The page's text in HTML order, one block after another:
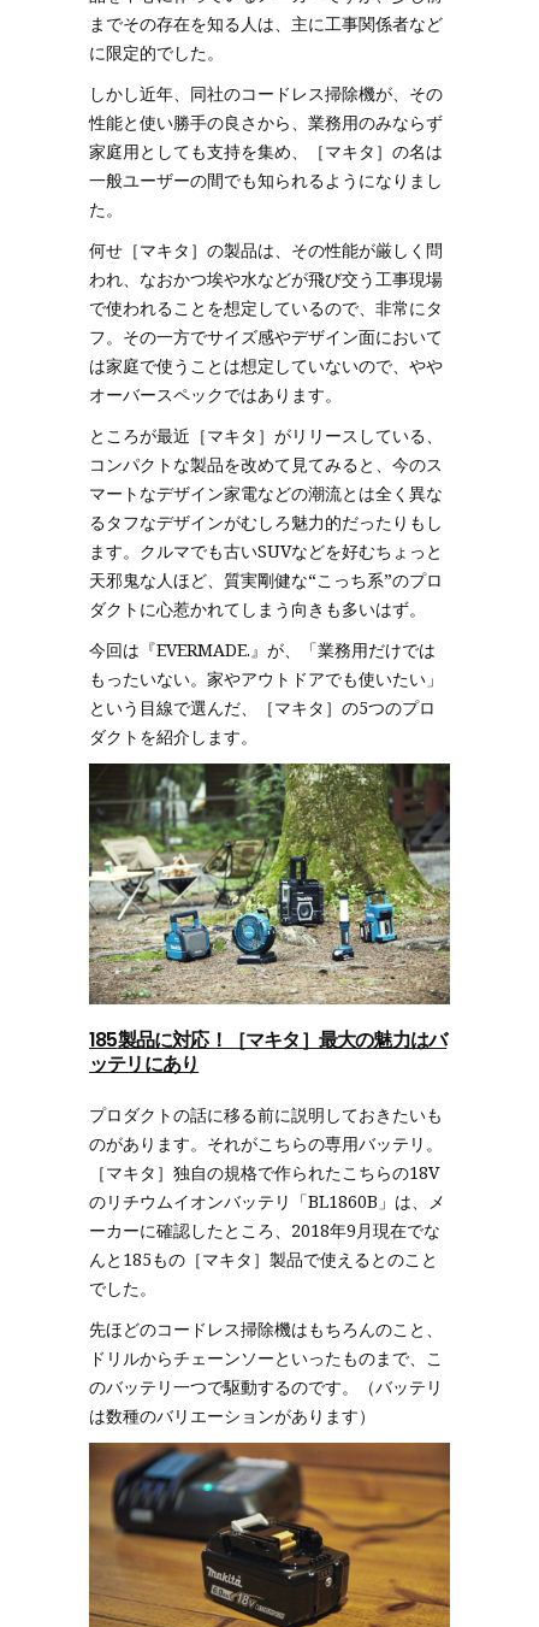
までその存在を知る人は、主に工事関係者など
に限定的でした。
しかし近年、同社のコードレス掃除機が、その
性能と使い勝手の良さから、業務用のみならず
家庭用としても支持を集め、［マキタ］の名は
一般ユーザーの間でも知られるようになりまし
た。
何せ［マキタ］の製品は、その性能が厳しく問
われ、なおかつ埃や水などが飛び交う工事現場
で使われることを想定しているので、非常にタ
フ。その一方でサイズ感やデザイン面において
は家庭で使うことは想定していないので、やや
オーバースペックではあります。
ところが最近［マキタ］がリリースしている、
コンパクトな製品を改めて見てみると、今のス
マートなデザイン家電などの潮流とは全く異な
るタフなデザインがむしろ魅力的だったりもし
ます。クルマでも古いSUVなどを好むちょっと
天邪鬼な人ほど、質実剛健な“こっち系”のプロ
ダクトに心惹かれてしまう向きも多いはず。
今回は『EVERMADE.』が、「業務用だけでは
もったいない。家やアウトドアでも使いたい」
という目線で選んだ、［マキタ］の5つのプロ
ダクトを紹介します。
185製品に対応！［マキタ］最大の魅力はバ
ッテリにあり
プロダクトの話に移る前に説明しておきたいも
のがあります。それがこちらの専用バッテリ。
［マキタ］独自の規格で作られたこちらの18V
のリチウムイオンバッテリ「BL1860B」は、メ
ーカーに確認したところ、2018年9月現在でな
んと185もの［マキタ］製品で使えるとのこと
でした。
先ほどのコードレス掃除機はもちろんのこと、
ドリルからチェーンソーといったものまで、こ
のバッテリ一つで駆動するのです。（バッテリ
は数種のバリエーションがあります）